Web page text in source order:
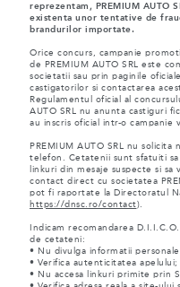
reprezentam, PREMIUM AUTO
existenta unor tentative de
brandurilor importate.
Orice concurs, campanie
de PREMIUM AUTO SRL este
societatii sau prin paginile
castigatorilor si contactarea
Regulamentul oficial al
AUTO SRL nu anunta castiguri
au inscris oficial intr-o campanie
PREMIUM AUTO SRL nu
telefon. Cetatenii sunt sfatuiti
linkuri din mesaje suspecte si
contact direct cu societatea
pot fi raportate la Directoratul
https://dnsc.ro/contact).
Indicam recomandarea
de cetateni:
• Nu divulga informatii
• Verifica autenticitatea apelului;
• Nu accesa linkuri primite prin